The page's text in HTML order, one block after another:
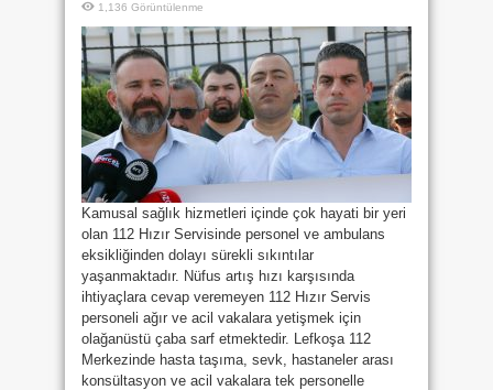
SERVİSİNE
ACİLEN
PERSONEL
İSTİHDAM
EDİLMELİ
VE
TEKNİK
DONANIMI
GELİŞTİRİLMELİDİR
için
1,136 Görüntülenme
Kamusal sağlık hizmetleri içinde çok hayati bir yeri
olan 112 Hızır Servisinde personel ve ambulans
eksikliğinden dolayı sürekli sıkıntılar
yaşanmaktadır. Nüfus artış hızı karşısında
ihtiyaçlara cevap veremeyen 112 Hızır Servis
personeli ağır ve acil vakalara yetişmek için
olağanüstü çaba sarf etmektedir. Lefkoşa 112
Merkezinde hasta taşıma, sevk, hastaneler arası
konsültasyon ve acil vakalara tek personelle